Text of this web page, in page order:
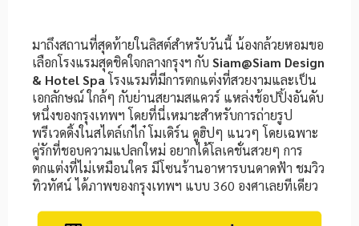
มาถึงสถานที่สุดท้ายในลิสต์สำหรับวันนี้ น้องกล้วยหอมขอ
เลือกโรงแรมสุดชิคใจกลางกรุงฯ กับ Siam@Siam Design
& Hotel Spaโรงแรมที่มีการตกแต่งที่สวยงามและเป็น
เอกลักษณ์ ใกล้ๆ กับย่านสยามสแควร์ แหล่งช้อปปิ้งอันดับ
หนึ่งของกรุงเทพฯ โดยที่นี่เหมาะสำหรับการถ่ายรูป
พรีเวดดิ้งในสไตล์เก๋ไก๋ โมเดิร์น ดูฮิปๆ แนวๆ โดยเฉพาะ
คู่รักที่ชอบความแปลกใหม่ อยากได้โลเคชั่นสวยๆ การ
ตกแต่งที่ไม่เหมือนใคร มีโซนร้านอาหารบนดาดฟ้า ชมวิว
ทิวทัศน์ ได้ภาพของกรุงเทพฯ แบบ 360 องศาเลยทีเดียว